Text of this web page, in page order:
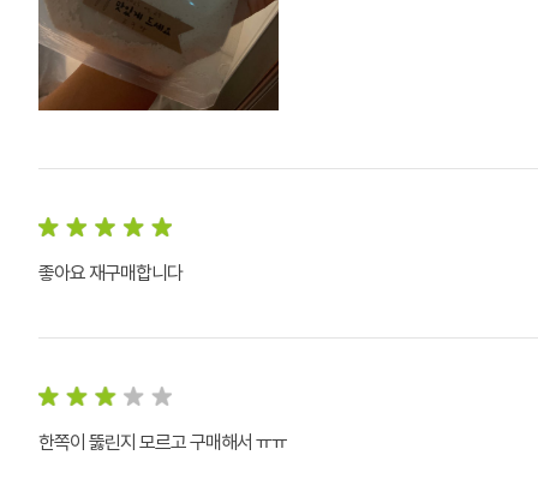
좋아요 재구매합니다
한쪽이 뚫린지 모르고 구매해서 ㅠㅠ